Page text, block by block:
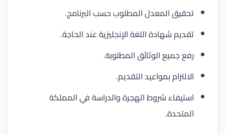
تحقيق المعدل المطلوب حسب البرنامج.
تقديم شهادة اللغة الإنجليزية عند الحاجة.
رفع جميع الوثائق المطلوبة.
الالتزام بمواعيد التقديم.
استيفاء شروط الهجرة والدراسة في المملكة
المتحدة.